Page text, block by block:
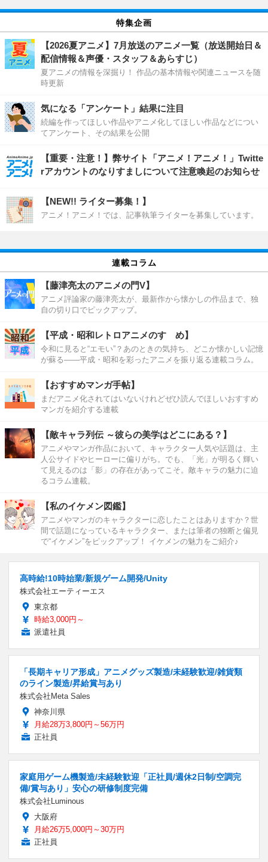
特集企画
【2026夏アニメ】7月放送のアニメ一覧（放送開始日＆
配信情報＆声優・スタッフ＆あらすじ）
夏アニメの情報を深掘り！ 作品の基本情報や関連ニュースを随
時更新
気になる「アンケート」結果に注目
続編を作ってほしい作品やアニメ化してほしい作品などについ
てアンケート、その結果を公開
【重要・注意！】弊サイト「アニメ！アニメ！」Twitte
rアカウントのなりすましについて注意喚起のお知らせ
【NEW!! ライター募集！】
アニメ！アニメ！では、記事執筆ライターを募集しています。
連載コラム
【藤津亮太のアニメの門V】
アニメ評論家の藤津亮太が、最新作から懐かしの作品まで、独
自の切り口でピックアップ。
【平成・昭和レトロアニメのすゝめ】
令和に見ると“エモい”？あのときの気持ち、どこか懐かしい記憶
が蘇る――平成・昭和を彩ったアニメを振り返る連載コラム。
【おすすめマンガ手帖】
まだアニメ化されてはいないけれどぜひ読んでほしいおすすめ
マンガを紹介する連載
【敵キャラ列伝 ～彼らの美学はどこにある？】
アニメやマンガ作品において、キャラクター人気や話題は、主
人公サイドやヒーローに偏りがち。でも、「光」が明るく輝い
て見えるのは「影」の存在があってこそ。敵キャラの魅力に迫
るコラム連載。
【私のイケメン図鑑】
アニメやマンガのキャラクターに恋したことはありますか？世
間で話題になっているキャラクター、または筆者の独断と偏見
で“イケメン”をピックアップ！ イケメンの魅力をご紹介♪
高時給!10時始業/新規ゲーム開発/Unity
株式会社エーティーエス
東京都
時給3,000円～
派遣社員
「長期キャリア形成」アニメグッズ製造/未経験歓迎/雑貨類
のライン製造/昇給賞与あり
株式会社Meta Sales
神奈川県
月給28万3,800円～56万円
正社員
家庭用ゲーム機製造/未経験歓迎「正社員/週休2日制/空調完
備/賞与あり」安心の研修制度完備
株式会社Luminous
大阪府
月給26万5,000円～30万円
正社員